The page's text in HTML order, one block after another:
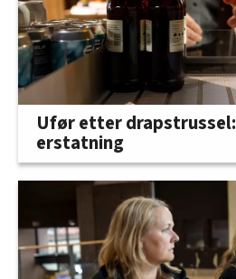
Ufør etter
erstatning